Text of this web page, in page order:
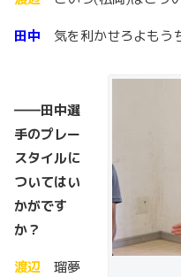
田中
気を利かせろよもう
――田中選
手のプレー
スタイルに
ついてはい
かがです
か？
渡辺
瑠夢